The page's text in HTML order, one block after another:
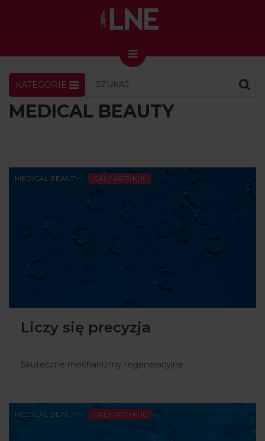
LNENEWS
VIDEO
PODCAST
MAGAZYN
O NAS
PRENUMERATA
ARTYKUŁY
WYDARZENIA
KATEGORIE
MEDICAL BEAUTY
MEDICAL BEAUTY CAŁY ARTYKUŁ
Liczy się precyzja
Skuteczne mechanizmy regeneracyjne
MEDICAL BEAUTY CAŁY ARTYKUŁ